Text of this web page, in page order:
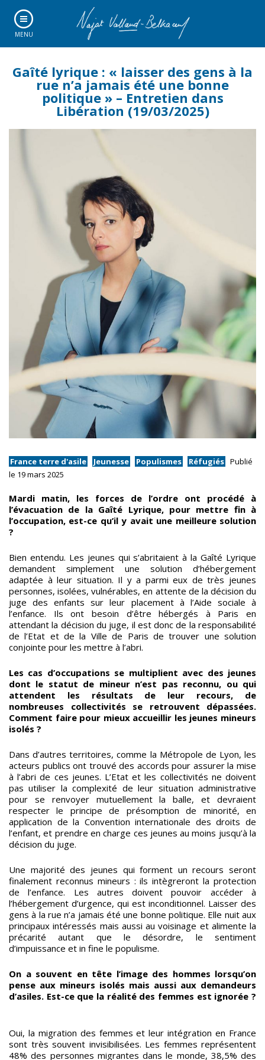
MENU
Gaîté lyrique : « laisser des gens à la
rue n’a jamais été une bonne
politique » – Entretien dans
Libération (19/03/2025)
France terre d'asile Jeunesse Populismes Réfugiés Publié
le 19 mars 2025
Mardi matin, les forces de l’ordre ont procédé à
l’évacuation de la Gaîté Lyrique, pour mettre fin à
l’occupation, est-ce qu’il y avait une meilleure solution
?
Bien entendu. Les jeunes qui s’abritaient à la Gaîté Lyrique
demandent simplement une solution d’hébergement
adaptée à leur situation. Il y a parmi eux de très jeunes
personnes, isolées, vulnérables, en attente de la décision du
juge des enfants sur leur placement à l’Aide sociale à
l’enfance. Ils ont besoin d’être hébergés à Paris en
attendant la décision du juge, il est donc de la responsabilité
de l’Etat et de la Ville de Paris de trouver une solution
conjointe pour les mettre à l’abri.
Les cas d’occupations se multiplient avec des jeunes
dont le statut de mineur n’est pas reconnu, ou qui
attendent les résultats de leur recours, de
nombreuses collectivités se retrouvent dépassées.
Comment faire pour mieux accueillir les jeunes mineurs
isolés ?
Dans d’autres territoires, comme la Métropole de Lyon, les
acteurs publics ont trouvé des accords pour assurer la mise
à l’abri de ces jeunes. L’Etat et les collectivités ne doivent
pas utiliser la complexité de leur situation administrative
pour se renvoyer mutuellement la balle, et devraient
respecter le principe de présomption de minorité, en
application de la Convention internationale des droits de
l’enfant, et prendre en charge ces jeunes au moins jusqu’à la
décision du juge.
Une majorité des jeunes qui forment un recours seront
finalement reconnus mineurs : ils intègreront la protection
de l’enfance. Les autres doivent pouvoir accéder à
l’hébergement d’urgence, qui est inconditionnel. Laisser des
gens à la rue n’a jamais été une bonne politique. Elle nuit aux
principaux intéressés mais aussi au voisinage et alimente la
précarité autant que le désordre, le sentiment
d’impuissance et in fine le populisme.
On a souvent en tête l’image des hommes lorsqu’on
pense aux mineurs isolés mais aussi aux demandeurs
d’asiles. Est-ce que la réalité des femmes est ignorée ?
Oui, la migration des femmes et leur intégration en France
sont très souvent invisibilisées. Les femmes représentent
48% des personnes migrantes dans le monde, 38,5% des